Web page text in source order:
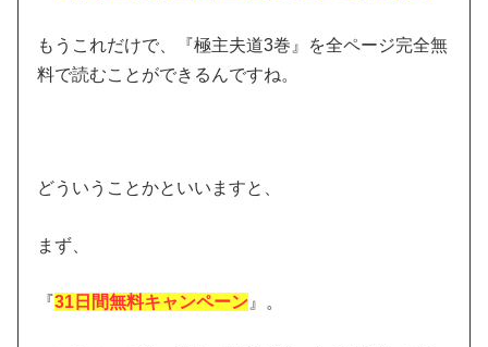
もうこれだけで、『極主夫道3巻』を全ページ完全無
料で読むことができるんですね。
どういうことかといいますと、
まず、
『31日間無料キャンペーン 』。